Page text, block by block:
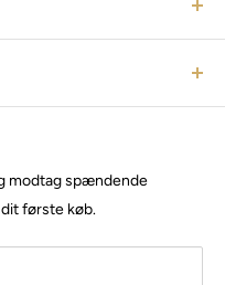
du som kunde kan
personlig pleje,
er etableret i 2020, vi
til både privat &
Brabrand.
modtag spændende
første køb.